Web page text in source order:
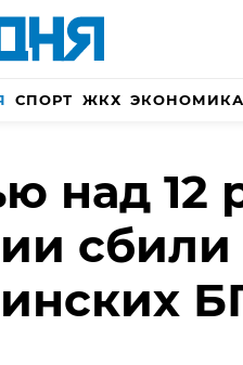
СПОРТ ЖКХ ЭКОНОМИКА
над 12
сбили